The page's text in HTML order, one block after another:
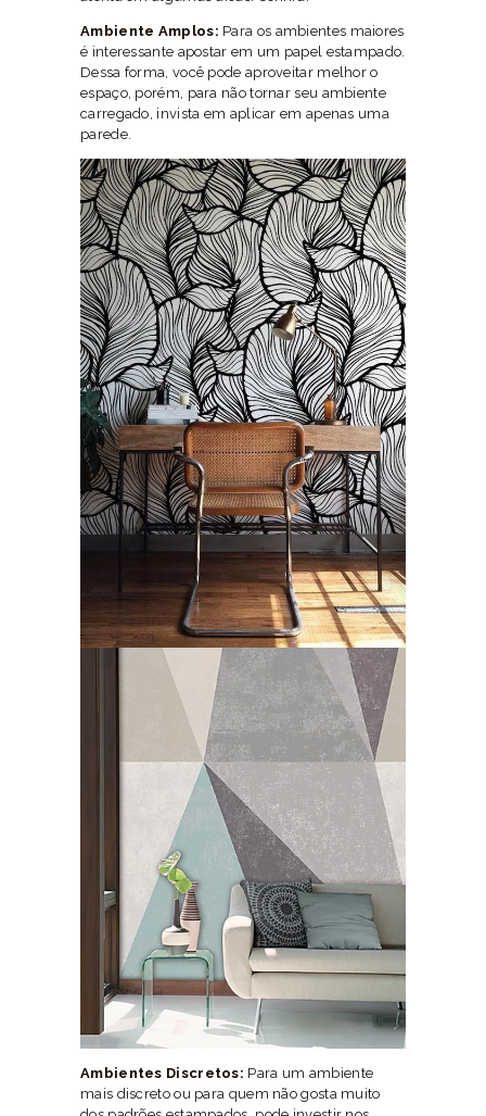
Ambiente Amplos: Para os ambientes maiores
é interessante apostar em um papel estampado.
Dessa forma, você pode aproveitar melhor o
espaço, porém, para não tornar seu ambiente
carregado, invista em aplicar em apenas uma
parede.
Ambientes Discretos: Para um ambiente
mais discreto ou para quem não gosta muito